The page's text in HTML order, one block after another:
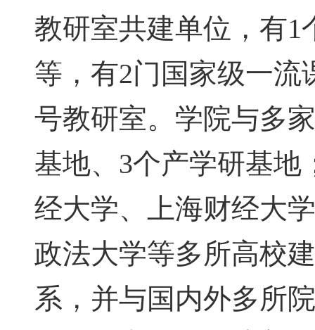
教研室共建单位，有1
等，有2门国家级一流
号教研室。学院与多
基地、3个产学研基
经大学、上海财经大
政法大学等多所高校
系，并与国内外多所